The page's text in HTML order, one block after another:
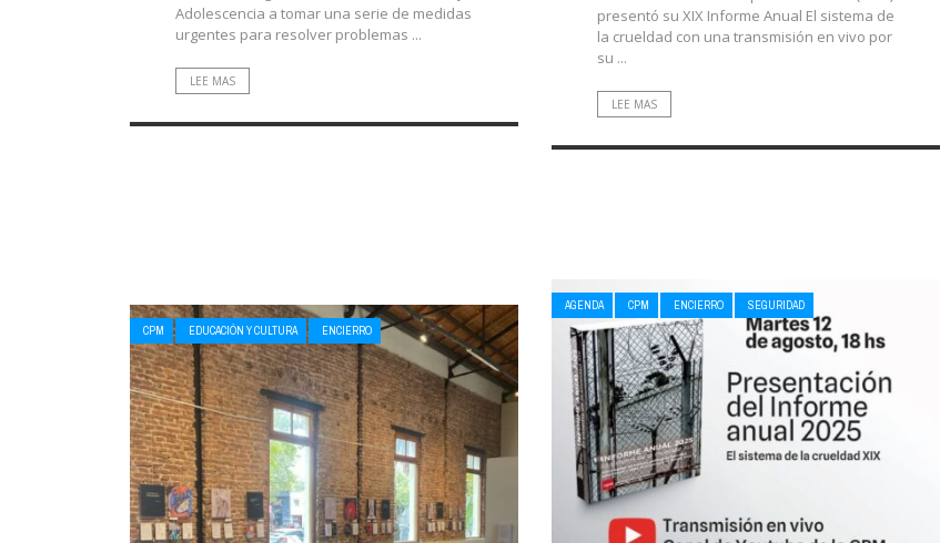
Adolescencia a tomar una serie de medidas
urgentes para resolver problemas ...
LEE MAS
presentó su XIX Informe Anual El sistema de
la crueldad con una transmisión en vivo por
su ...
LEE MAS
AGENDA CPM ENCIERRO SEGURIDAD
CPM EDUCACIÓN Y CULTURA ENCIERRO